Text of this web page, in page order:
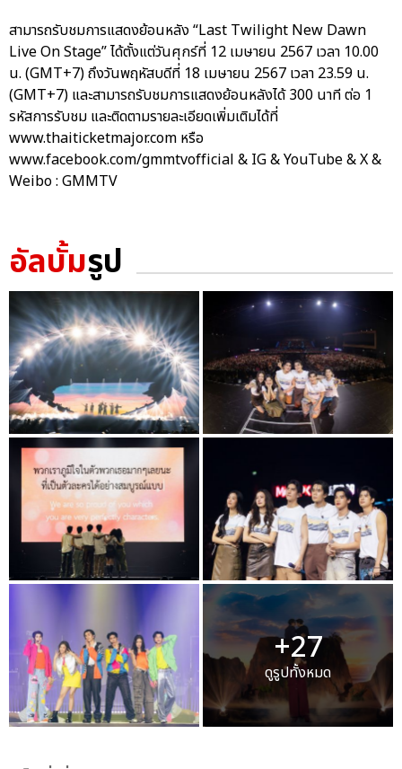
สามารถรับชมการแสดงย้อนหลัง “Last Twilight New Dawn
Live On Stage” ได้ตั้งแต่วันศุกร์ที่ 12 เมษายน 2567 เวลา 10.00
น. (GMT+7) ถึงวันพฤหัสบดีที่ 18 เมษายน 2567 เวลา 23.59 น.
(GMT+7) และสามารถรับชมการแสดงย้อนหลังได้ 300 นาที ต่อ 1
รหัสการรับชม และติดตามรายละเอียดเพิ่มเติมได้ที่
www.thaiticketmajor.com หรือ
www.facebook.com/gmmtvofficial & IG & YouTube & X &
Weibo : GMMTV
อัลบั้มรูป
+27
ดูรูปทั้งหมด